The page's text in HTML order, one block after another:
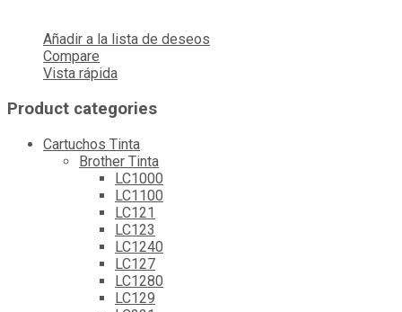
Añadir a la lista de deseos
Compare
Vista rápida
Product categories
Cartuchos Tinta
Brother Tinta
LC1000
LC1100
LC121
LC123
LC1240
LC127
LC1280
LC129